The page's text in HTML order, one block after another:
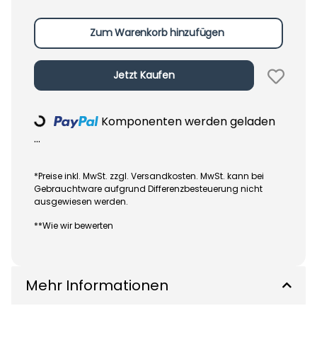
Zum Warenkorb hinzufügen
Jetzt Kaufen
Loading...
Komponenten werden geladen
...
*Preise inkl. MwSt. zzgl. Versandkosten. MwSt. kann bei
Gebrauchtware aufgrund Differenzbesteuerung nicht
ausgewiesen werden.
**Wie wir bewerten
Mehr Informationen